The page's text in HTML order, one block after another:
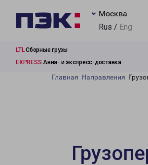
Москва
Rus / Eng
LTLСборные грузы
EXPRESS Авиа- и экспресс-доставка
Главная Направления